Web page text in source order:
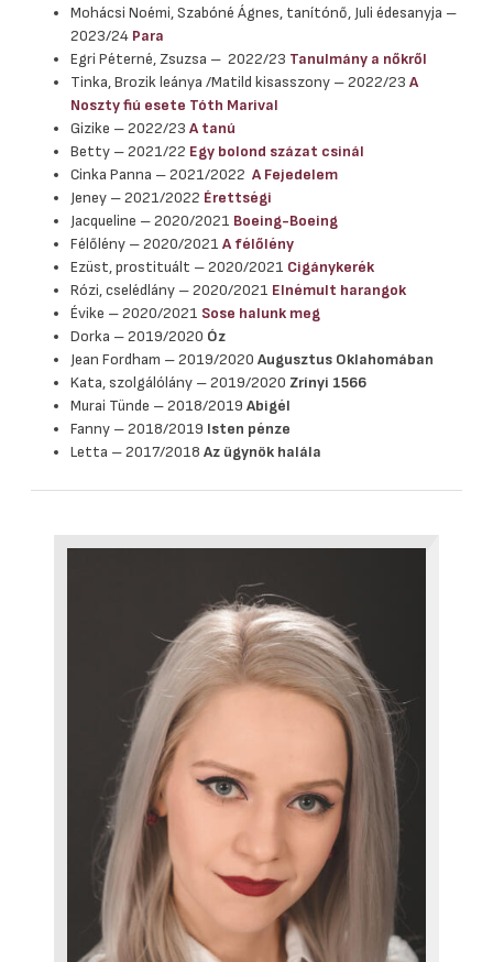
Mohácsi Noémi, Szabóné Ágnes, tanítónő, Juli édesanyja –
2023/24 Para
Egri Péterné, Zsuzsa – 2022/23 Tanulmány a nőkről
Tinka, Brozik leánya /Matild kisasszony – 2022/23 A
Noszty fiú esete Tóth Marival
Gizike – 2022/23 A tanú
Betty – 2021/22 Egy bolond százat csinál
Cinka Panna – 2021/2022 A Fejedelem
Jeney – 2021/2022 Érettségi
Jacqueline – 2020/2021 Boeing-Boeing
Félőlény – 2020/2021 A félőlény
Ezüst, prostituált – 2020/2021 Cigánykerék
Rózi, cselédlány – 2020/2021 Elnémult harangok
Évike – 2020/2021 Sose halunk meg
Dorka – 2019/2020 Óz
Jean Fordham – 2019/2020 Augusztus Oklahomában
Kata, szolgálólány – 2019/2020 Zrínyi 1566
Murai Tünde – 2018/2019 Abigél
Fanny – 2018/2019 Isten pénze
Letta – 2017/2018 Az ügynök halála